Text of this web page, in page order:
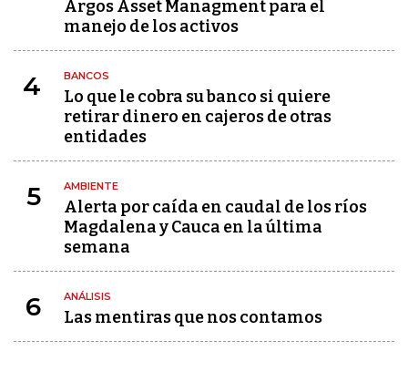
Argos Asset Managment para el
manejo de los activos
4 BANCOS
Lo que le cobra su banco si quiere
retirar dinero en cajeros de otras
entidades
5 AMBIENTE
Alerta por caída en caudal de los ríos
Magdalena y Cauca en la última
semana
6 ANÁLISIS
Las mentiras que nos contamos